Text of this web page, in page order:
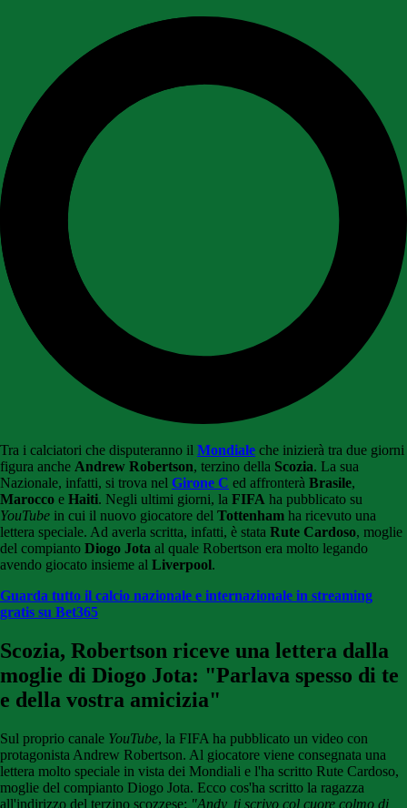
Tra i calciatori che disputeranno il Mondiale che inizierà tra due giorni
figura anche Andrew Robertson, terzino della Scozia. La sua
Nazionale, infatti, si trova nel Girone C ed affronterà Brasile,
Marocco e Haiti. Negli ultimi giorni, la FIFA ha pubblicato su
YouTube in cui il nuovo giocatore del Tottenham ha ricevuto una
lettera speciale. Ad averla scritta, infatti, è stata Rute Cardoso, moglie
del compianto Diogo Jota al quale Robertson era molto legando
avendo giocato insieme al Liverpool.
Guarda tutto il calcio nazionale e internazionale in streaming
gratis su Bet365
Scozia, Robertson riceve una lettera dalla
moglie di Diogo Jota: "Parlava spesso di te
e della vostra amicizia"
Sul proprio canale YouTube, la FIFA ha pubblicato un video con
protagonista Andrew Robertson. Al giocatore viene consegnata una
lettera molto speciale in vista dei Mondiali e l'ha scritto Rute Cardoso,
moglie del compianto Diogo Jota. Ecco cos'ha scritto la ragazza
all'indirizzo del terzino scozzese: "Andy, ti scrivo col cuore colmo di